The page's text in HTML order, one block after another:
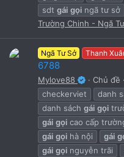
sdt gái gọi ngã tư sở
Trường Chinh - Ngã
Ngã Tư Sở Thanh
6788
Mylove88 Chủ đề
checkerviet
danh
danh sách gái gọi
gái gọi cao cấp
gái gọi hà nội gái
gái gọi nguyễn trãi